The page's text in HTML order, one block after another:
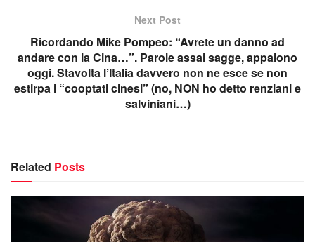
Next Post
Ricordando Mike Pompeo: “Avrete un danno ad
andare con la Cina…”. Parole assai sagge, appaiono
oggi. Stavolta l’Italia davvero non ne esce se non
estirpa i “cooptati cinesi” (no, NON ho detto renziani e
salviniani…)
Related Posts